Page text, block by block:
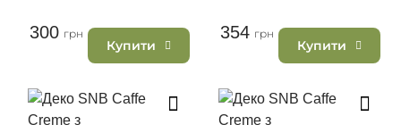
300 грн
Купити
354 грн
Купити